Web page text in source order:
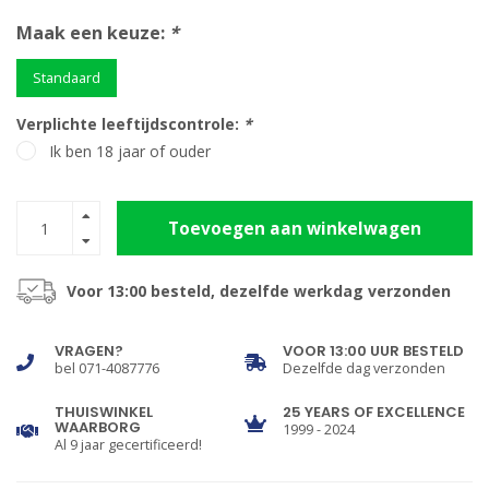
Maak een keuze: *
Standaard
Verplichte leeftijdscontrole: *
Ik ben 18 jaar of ouder
Toevoegen aan winkelwagen
Voor 13:00 besteld, dezelfde werkdag verzonden
VRAGEN?
bel 071-4087776
VOOR 13:00 UUR BESTELD
Dezelfde dag verzonden
THUISWINKEL
WAARBORG
Al 9 jaar gecertificeerd!
25 YEARS OF EXCELLENCE
1999 - 2024